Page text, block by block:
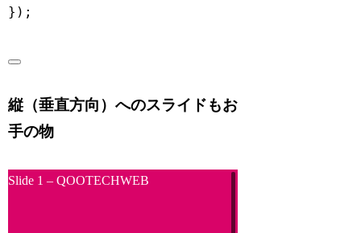
} ) ;
縦（垂直方向）へのスライドもお
手の物
Slide 1 –QOOTECHWEB